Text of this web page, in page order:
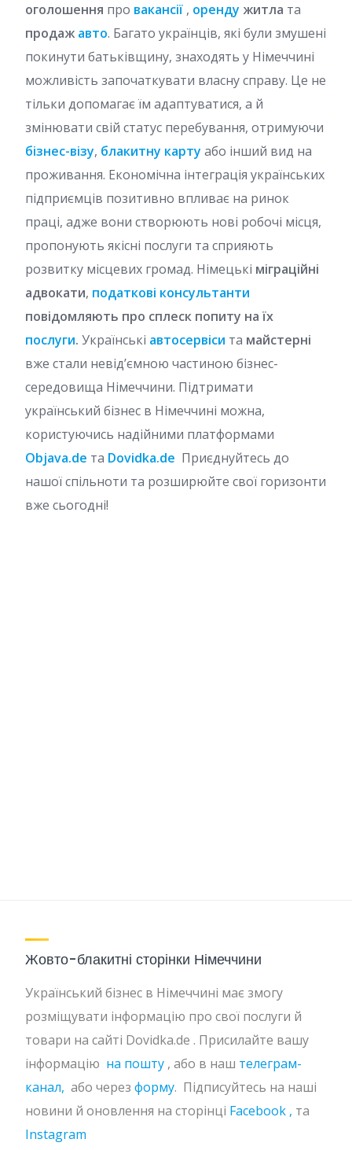
оголошення про вакансії , оренду житла та
продаж авто. Багато українців, які були змушені
покинути батьківщину, знаходять у Німеччині
можливість започаткувати власну справу. Це не
тільки допомагає їм адаптуватися, а й
змінювати свій статус перебування, отримуючи
бізнес-візу, блакитну карту або інший вид на
проживання. Економічна інтеграція українських
підприємців позитивно впливає на ринок
праці, адже вони створюють нові робочі місця,
пропонують якісні послуги та сприяють
розвитку місцевих громад. Німецькі міграційні
адвокати, податкові консультанти
повідомляють про сплеск попиту на їх
послуги. Українські автосервіси та майстерні
вже стали невід’ємною частиною бізнес-
середовища Німеччини. Підтримати
український бізнес в Німеччині можна,
користуючись надійними платформами
Objava.de та Dovidka.de Приєднуйтесь до
нашої спільноти та розширюйте свої горизонти
вже сьогодні!
Жовто-блакитні сторінки Німеччини
Український бізнес в Німеччині має змогу
розміщувати інформацію про свої послуги й
товари на сайті Dovidka.de . Присилайте вашу
інформацію на пошту , або в наш телеграм-
канал, або через форму. Підписуйтесь на наші
новини й оновлення на сторінці Facebook , та
Instagram